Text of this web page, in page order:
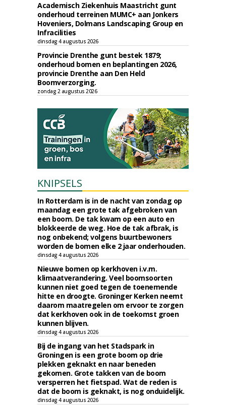
Academisch Ziekenhuis Maastricht gunt
onderhoud terreinen MUMC+ aan Jonkers
Hoveniers, Dolmans Landscaping Group en
Infracilities
dinsdag 4 augustus 2026
Provincie Drenthe gunt bestek 1879;
onderhoud bomen en beplantingen 2026,
provincie Drenthe aan Den Held
Boomverzorging.
zondag 2 augustus 2026
KNIPSELS
In Rotterdam is in de nacht van zondag op
maandag een grote tak afgebroken van
een boom. De tak kwam op een auto en
blokkeerde de weg. Hoe de tak afbrak, is
nog onbekend; volgens buurtbewoners
worden de bomen elke 2 jaar onderhouden.
dinsdag 4 augustus 2026
Nieuwe bomen op kerkhoven i.v.m.
klimaatverandering. Veel boomsoorten
kunnen niet goed tegen de toenemende
hitte en droogte. Groninger Kerken neemt
daarom maatregelen om ervoor te zorgen
dat kerkhoven ook in de toekomst groen
kunnen blijven.
dinsdag 4 augustus 2026
Bij de ingang van het Stadspark in
Groningen is een grote boom op drie
plekken geknakt en naar beneden
gekomen. Grote takken van de boom
versperren het fietspad. Wat de reden is
dat de boom is geknakt, is nog onduidelijk.
dinsdag 4 augustus 2026